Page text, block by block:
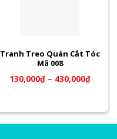
Tranh Treo Quán Cắt Tóc
Mã 008
130,000₫– 430,000₫